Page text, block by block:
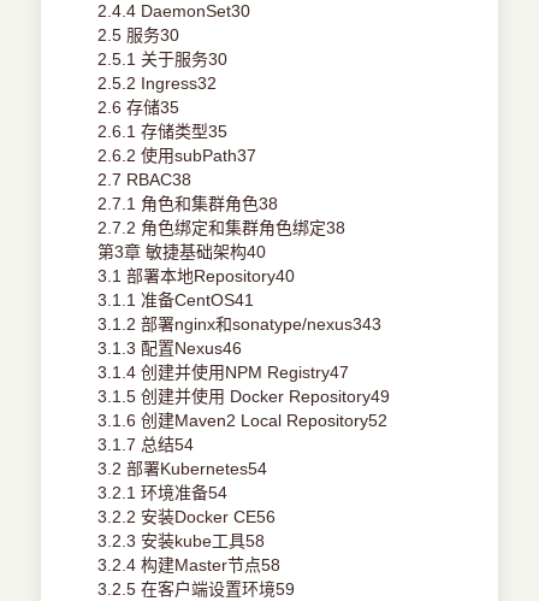
2.4.4 DaemonSet30
2.5 服务30
2.5.1 关于服务30
2.5.2 Ingress32
2.6 存储35
2.6.1 存储类型35
2.6.2 使用subPath37
2.7 RBAC38
2.7.1 角色和集群角色38
2.7.2 角色绑定和集群角色绑定38
第3章 敏捷基础架构40
3.1 部署本地Repository40
3.1.1 准备CentOS41
3.1.2 部署nginx和sonatype/nexus343
3.1.3 配置Nexus46
3.1.4 创建并使用NPM Registry47
3.1.5 创建并使用 Docker Repository49
3.1.6 创建Maven2 Local Repository52
3.1.7 总结54
3.2 部署Kubernetes54
3.2.1 环境准备54
3.2.2 安装Docker CE56
3.2.3 安装kube工具58
3.2.4 构建Master节点58
3.2.5 在客户端设置环境59